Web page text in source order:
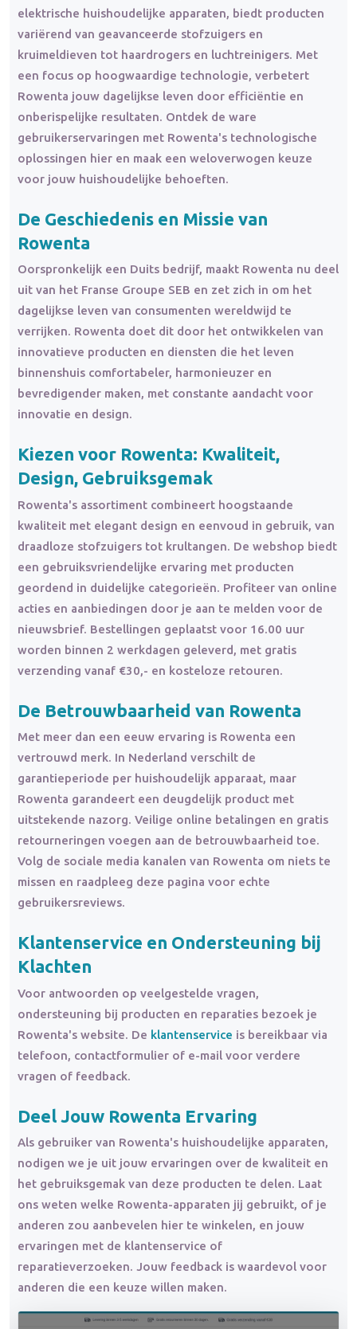
elektrische huishoudelijke apparaten, biedt producten
variërend van geavanceerde stofzuigers en
kruimeldieven tot haardrogers en luchtreinigers. Met
een focus op hoogwaardige technologie, verbetert
Rowenta jouw dagelijkse leven door efficiëntie en
onberispelijke resultaten. Ontdek de ware
gebruikerservaringen met Rowenta's technologische
oplossingen hier en maak een weloverwogen keuze
voor jouw huishoudelijke behoeften.
De Geschiedenis en Missie van
Rowenta
Oorspronkelijk een Duits bedrijf, maakt Rowenta nu deel
uit van het Franse Groupe SEB en zet zich in om het
dagelijkse leven van consumenten wereldwijd te
verrijken. Rowenta doet dit door het ontwikkelen van
innovatieve producten en diensten die het leven
binnenshuis comfortabeler, harmonieuzer en
bevredigender maken, met constante aandacht voor
innovatie en design.
Kiezen voor Rowenta: Kwaliteit,
Design, Gebruiksgemak
Rowenta's assortiment combineert hoogstaande
kwaliteit met elegant design en eenvoud in gebruik, van
draadloze stofzuigers tot krultangen. De webshop biedt
een gebruiksvriendelijke ervaring met producten
geordend in duidelijke categorieën. Profiteer van online
acties en aanbiedingen door je aan te melden voor de
nieuwsbrief. Bestellingen geplaatst voor 16.00 uur
worden binnen 2 werkdagen geleverd, met gratis
verzending vanaf €30,- en kosteloze retouren.
De Betrouwbaarheid van Rowenta
Met meer dan een eeuw ervaring is Rowenta een
vertrouwd merk. In Nederland verschilt de
garantieperiode per huishoudelijk apparaat, maar
Rowenta garandeert een deugdelijk product met
uitstekende nazorg. Veilige online betalingen en gratis
retourneringen voegen aan de betrouwbaarheid toe.
Volg de sociale media kanalen van Rowenta om niets te
missen en raadpleeg deze pagina voor echte
gebruikersreviews.
Klantenservice en Ondersteuning bij
Klachten
Voor antwoorden op veelgestelde vragen,
ondersteuning bij producten en reparaties bezoek je
Rowenta's website. De klantenservice is bereikbaar via
telefoon, contactformulier of e-mail voor verdere
vragen of feedback.
Deel Jouw Rowenta Ervaring
Als gebruiker van Rowenta's huishoudelijke apparaten,
nodigen we je uit jouw ervaringen over de kwaliteit en
het gebruiksgemak van deze producten te delen. Laat
ons weten welke Rowenta-apparaten jij gebruikt, of je
anderen zou aanbevelen hier te winkelen, en jouw
ervaringen met de klantenservice of
reparatieverzoeken. Jouw feedback is waardevol voor
anderen die een keuze willen maken.